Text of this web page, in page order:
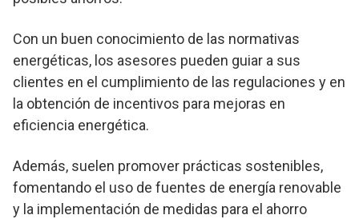
Con un buen conocimiento de las normativas
energéticas, los asesores pueden guiar a sus
clientes en el cumplimiento de las regulaciones y en
la obtención de incentivos para mejoras en
eficiencia energética.
Además, suelen promover prácticas sostenibles,
fomentando el uso de fuentes de energía renovable
y la implementación de medidas para el ahorro